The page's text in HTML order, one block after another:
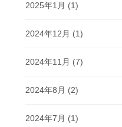
2025年1月 (1)
2024年12月 (1)
2024年11月 (7)
2024年8月 (2)
2024年7月 (1)